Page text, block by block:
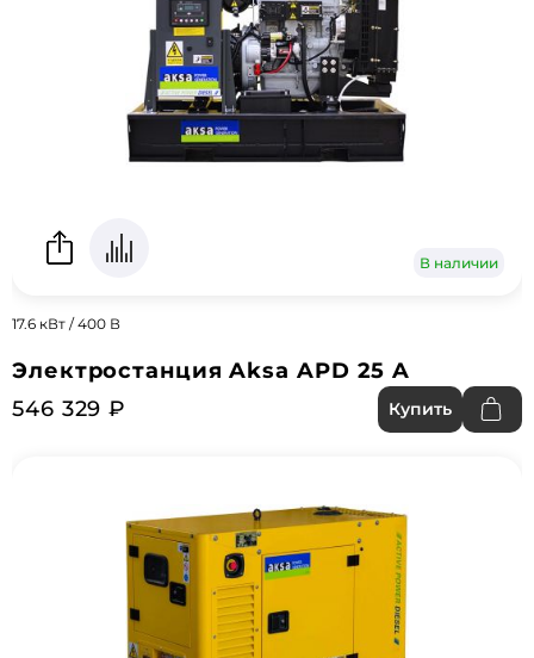
В наличии
17.6 кВт / 400 В
Электростанция Aksa APD 25 A
546 329 ₽
Купить